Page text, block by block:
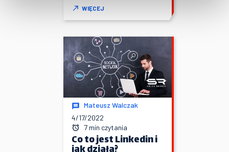
WIĘCEJ
Mateusz Walczak
4/17/2022
7 min czytania
Co to jest Linkedin i